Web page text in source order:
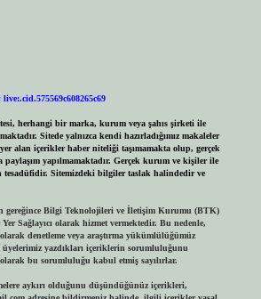
live:.cid.575569c608265c69
herhangi bir marka, kurum veya şahıs şirketi ile
Sitede yalnızca kendi hazırladığımız makaleler
alan içerikler haber niteliği taşımamakta olup, gerçek
yapılmamaktadır. Gerçek kurum ve kişiler ile
tesadüfidir. Sitemizdeki bilgiler taslak halindedir ve
gereğince Bilgi Teknolojileri ve İletişim Kurumu (BTK)
Sağlayıcı olarak hizmet vermektedir. Bu nedenle,
denetleme veya araştırma yükümlülüğümüz
yazdıkları içeriklerin sorumluluğunu
bu sorumluluğu kabul etmiş sayılırlar.
aykırı olduğunu düşündüğünüz içerikleri,